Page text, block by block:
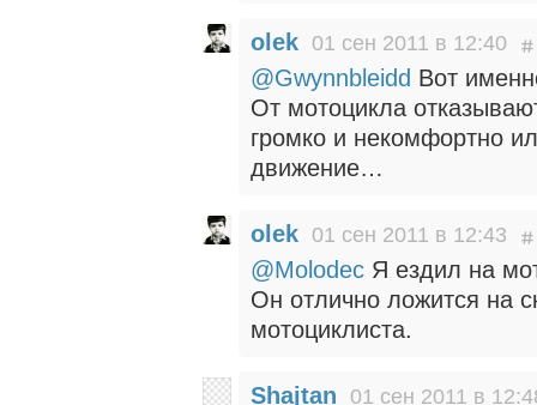
olek 01 сен 2011 в 12:40
@Gwynnbleidd Вот
От мотоцикла
громко и некомфортно
движение…
olek 01 сен 2011 в 12:43
@Molodec Я ездил на
Он отлично ложится на
мотоциклиста.
Shajtan 01 сен 2011 в